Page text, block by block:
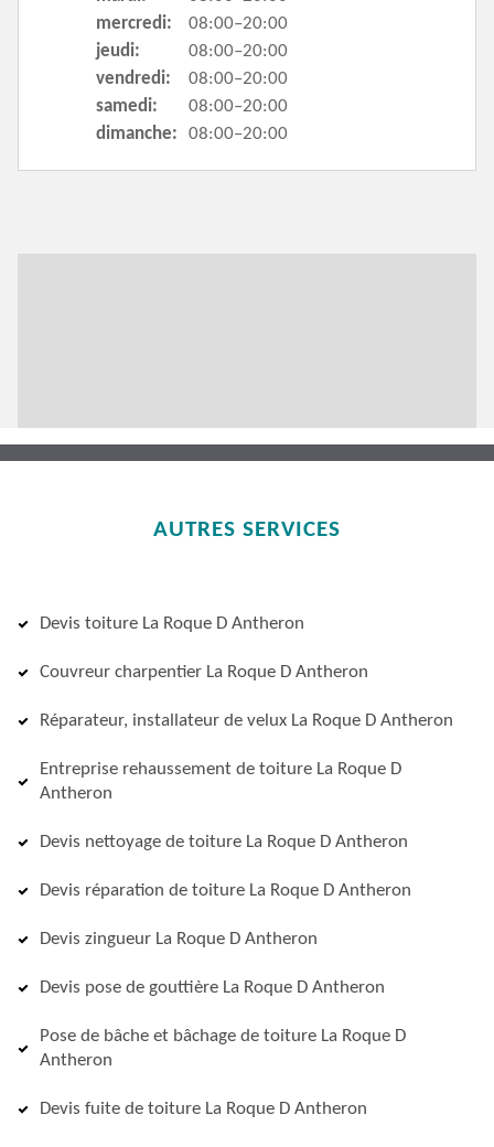
mercredi:
08:00–20:00
jeudi:
08:00–20:00
vendredi:
08:00–20:00
samedi:
08:00–20:00
dimanche:
08:00–20:00
AUTRES SERVICES
Devis toiture La Roque D Antheron
Couvreur charpentier La Roque D Antheron
Réparateur, installateur de velux La Roque D Antheron
Entreprise rehaussement de toiture La Roque D
Antheron
Devis nettoyage de toiture La Roque D Antheron
Devis réparation de toiture La Roque D Antheron
Devis zingueur La Roque D Antheron
Devis pose de gouttière La Roque D Antheron
Pose de bâche et bâchage de toiture La Roque D
Antheron
Devis fuite de toiture La Roque D Antheron